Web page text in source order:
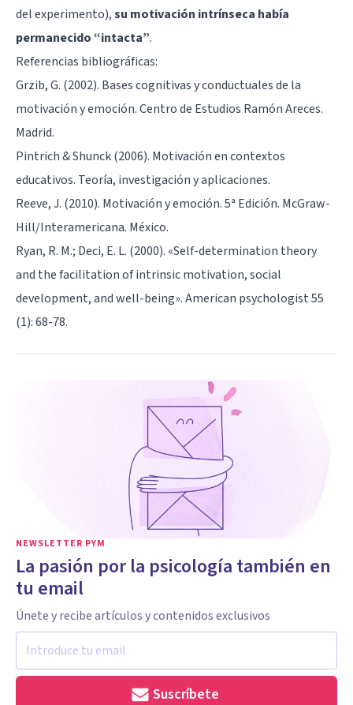
del experimento),su motivación intrínseca había
permanecido “intacta”.
Referencias bibliográficas:
Grzib, G. (2002). Bases cognitivas y conductuales de la
motivación y emoción. Centro de Estudios Ramón Areces.
Madrid.
Pintrich & Shunck (2006). Motivación en contextos
educativos. Teoría, investigación y aplicaciones.
Reeve, J. (2010). Motivación y emoción. 5ª Edición. McGraw-
Hill/Interamericana. México.
Ryan, R. M.; Deci, E. L. (2000). «Self-determination theory
and the facilitation of intrinsic motivation, social
development, and well-being». American psychologist 55
(1): 68-78.
NEWSLETTER PYM
La pasión por la psicología también en
tu email
Únete y recibe artículos y contenidos exclusivos
Suscríbete